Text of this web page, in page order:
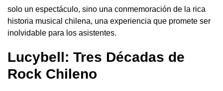
solo un espectáculo, sino una conmemoración de la rica
historia musical chilena, una experiencia que promete ser
inolvidable para los asistentes.
Lucybell: Tres Décadas de
Rock Chileno